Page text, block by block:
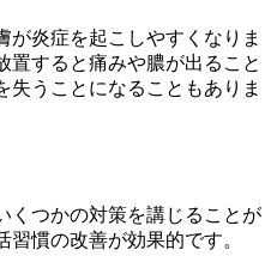
が炎症を起こしやすくなりま
置すると痛みや膿が出ること
失うことになることもありま
くつかの対策を講じることが
慣の改善が効果的です。